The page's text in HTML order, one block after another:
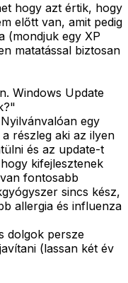
hogy azt értik, hogy
előtt van, amit pedig
(mondjuk egy XP
matatással biztosan
Windows Update
egy
részleg aki az ilyen
és az update-t
kifejlesztenek
fontosabb
sincs kész,
allergia és influenza
dolgok persze
(lassan két év